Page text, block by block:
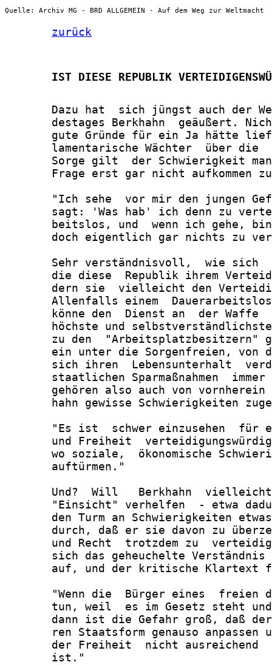
Quelle: Archiv MG - BRD ALLGEMEIN - Auf dem Weg zur Weltmacht
zurück
IST DIESE REPUBLIK
Dazu hat  sich jüngst auch der
destages Berkhahn  geäußert.
gute Gründe für ein Ja hätte
lamentarische Wächter  über die
Sorge gilt  der Schwierigkeit
Frage erst gar nicht aufkommen
"Ich sehe  vor mir den jungen
sagt: 'Was hab' ich denn zu
beitslos, und  wenn ich gehe,
doch eigentlich gar nichts zu
Sehr verständnisvoll,  wie sich
die diese  Republik ihrem
dern sie  vielleicht den
Allenfalls einem
könne den  Dienst an  der Waffe
höchste und
zu den  "Arbeitsplatzbesitzern"
ein unter die Sorgenfreien, von
sich ihren  Lebensunterhalt
staatlichen Sparmaßnahmen
gehören also auch von
hahn gewisse Schwierigkeiten
"Es ist  schwer einzusehen  für
und Freiheit
wo soziale,  ökonomische
       auftürmen."
Und?  Will   Berkhahn
"Einsicht" verhelfen  - etwa
den Turm an Schwierigkeiten
durch, daß er sie davon zu
und Recht  trotzdem zu
sich das geheuchelte
auf, und der kritische Klartext
"Wenn die  Bürger eines  freien
tun, weil  es im Gesetz steht
dann ist die Gefahr groß, daß
ren Staatsform genauso anpassen
der Freiheit  nicht ausreichend
       ist."